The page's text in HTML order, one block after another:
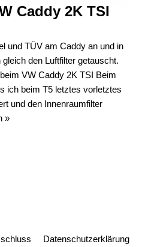
Caddy 2K TSI
und TÜV am Caddy an und in
den Luftfilter getauscht.
VW Caddy 2K TSI Beim
ich beim T5 letztes vorletztes
und den Innenraumfilter
»
Datenschutzerklärung